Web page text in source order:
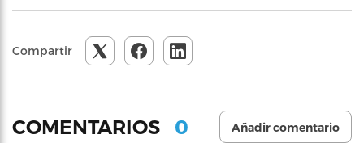
Compartir
COMENTARIOS 0 Añadir comentario